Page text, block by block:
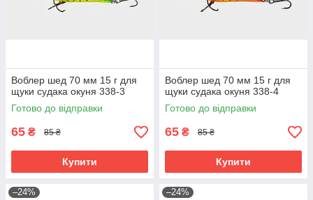
Воблер шед 70 мм 15 г для
щуки судака окуня 338-3
Готово до відправки
65 ₴ 85 ₴
Купити
Воблер шед 70 мм 15 г для
щуки судака окуня 338-4
Готово до відправки
65 ₴ 85 ₴
Купити
–24% –24%